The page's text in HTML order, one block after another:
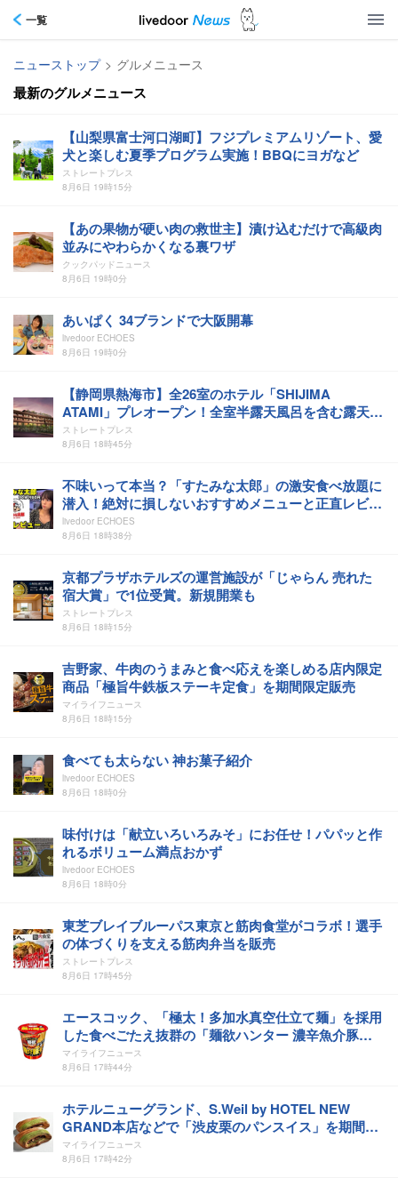
一覧
ニューストップ > グルメニュース
最新のグルメニュース
【山梨県富士河口湖町】フジプレミアムリゾート、愛
犬と楽しむ夏季プログラム実施！BBQにヨガなど
ストレートプレス
8月6日 19時15分
【あの果物が硬い肉の救世主】漬け込むだけで高級肉
並みにやわらかくなる裏ワザ
クックパッドニュース
8月6日 19時0分
あいぱく 34ブランドで大阪開幕
livedoor ECHOES
8月6日 19時0分
【静岡県熱海市】全26室のホテル「SHIJIMA
ATAMI」プレオープン！全室半露天風呂を含む露天風
呂付
ストレートプレス
8月6日 18時45分
不味いって本当？「すたみな太郎」の激安食べ放題に
潜入！絶対に損しないおすすめメニューと正直レビュ
ー
livedoor ECHOES
8月6日 18時38分
京都プラザホテルズの運営施設が「じゃらん 売れた
宿大賞」で1位受賞。新規開業も
ストレートプレス
8月6日 18時15分
吉野家、牛肉のうまみと食べ応えを楽しめる店内限定
商品「極旨牛鉄板ステーキ定食」を期間限定販売
マイライフニュース
8月6日 18時15分
食べても太らない 神お菓子紹介
livedoor ECHOES
8月6日 18時0分
味付けは「献立いろいろみそ」にお任せ！パパッと作
れるボリューム満点おかず
livedoor ECHOES
8月6日 18時0分
東芝ブレイブルーパス東京と筋肉食堂がコラボ！選手
の体づくりを支える筋肉弁当を販売
ストレートプレス
8月6日 17時45分
エースコック、「極太！多加水真空仕立て麺」を採用
した食べごたえ抜群の「麺欲ハンター 濃辛魚介豚骨
ラーメン 大盛り」を発売
マイライフニュース
8月6日 17時44分
ホテルニューグランド、S.Weil by HOTEL NEW
GRAND本店などで「渋皮栗のパンスイス」を期間限
定販売
マイライフニュース
8月6日 17時42分